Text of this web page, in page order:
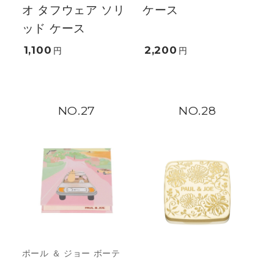
オ タフウェア ソリ
ッド ケース
1,100 円
ケース
2,200 円
27
ポール ＆ ジョー ボーテ
28